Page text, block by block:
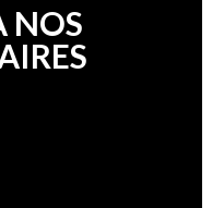
NOS